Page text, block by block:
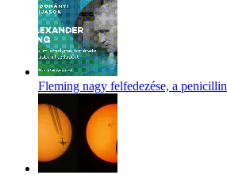
Fleming nagy felfedezése, a penicillin